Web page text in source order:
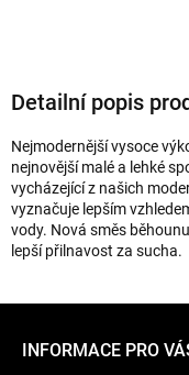
Detailní popis
Nejmodernější vysoce
nejnovější malé a lehké
vycházející z našich
vyznačuje lepším
vody. Nová směs
lepší přilnavost za sucha.
INFORMACE PRO